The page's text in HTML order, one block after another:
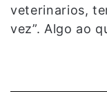
veterinarios,
vez”. Algo ao